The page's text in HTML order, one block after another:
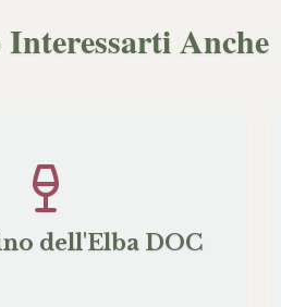
Anche
dell'Elba DOC